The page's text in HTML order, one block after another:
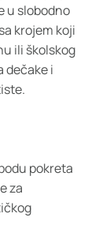
u slobodno
krojem koji
ili školskog
dečake i
pokreta
za